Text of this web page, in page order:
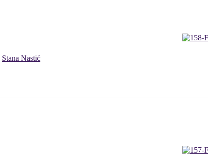
Stana Nastić